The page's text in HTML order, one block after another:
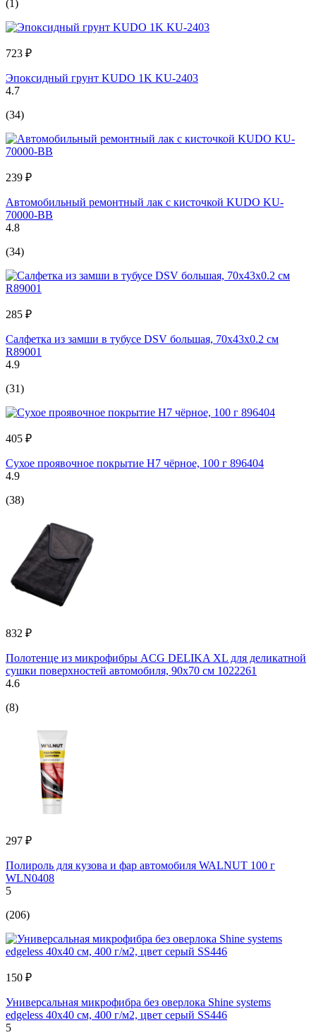
(1)
723 ₽
Эпоксидный грунт KUDO 1K KU-2403
4.7
(34)
239 ₽
Автомобильный ремонтный лак с кисточкой KUDO KU-
70000-BB
4.8
(34)
285 ₽
Салфетка из замши в тубусе DSV большая, 70х43х0.2 см
R89001
4.9
(31)
405 ₽
Сухое проявочное покрытие H7 чёрное, 100 г 896404
4.9
(38)
832 ₽
Полотенце из микрофибры ACG DELIKA XL для деликатной
сушки поверхностей автомобиля, 90x70 см 1022261
4.6
(8)
297 ₽
Полироль для кузова и фар автомобиля WALNUT 100 г
WLN0408
5
(206)
150 ₽
Универсальная микрофибра без оверлока Shine systems
edgeless 40x40 см, 400 г/м2, цвет серый SS446
5